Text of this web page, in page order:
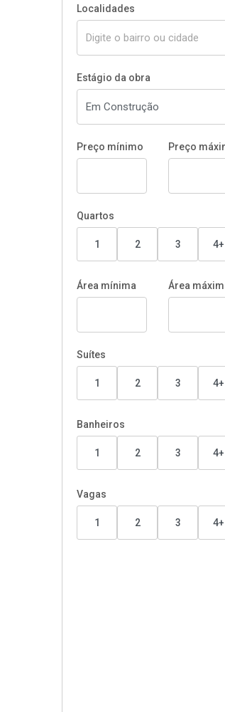
Localidades
Estágio da obra
Preço mínimo Preço
Quartos
1 2 3 4+
Área mínima Área
Suítes
1 2 3 4+
Banheiros
1 2 3 4+
Vagas
1 2 3 4+